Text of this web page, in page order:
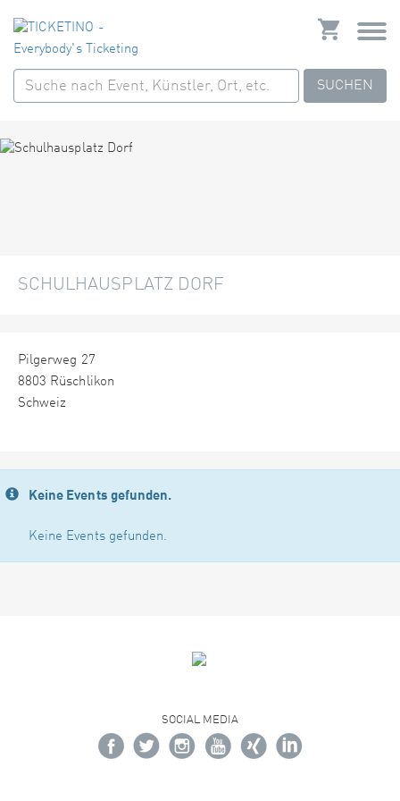
SUCHEN
SCHULHAUSPLATZ DORF
Pilgerweg 27
8803 Rüschlikon
Schweiz
Keine Events gefunden.
Keine Events gefunden.
SOCIAL MEDIA